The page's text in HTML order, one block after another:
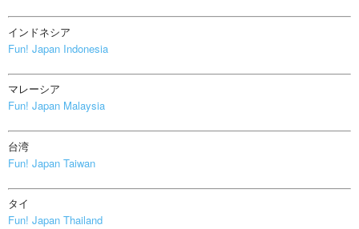
インドネシア
Fun! Japan Indonesia
マレーシア
Fun! Japan Malaysia
台湾
Fun! Japan Taiwan
タイ
Fun! Japan Thailand